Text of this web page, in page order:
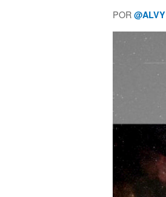
POR @ALVY